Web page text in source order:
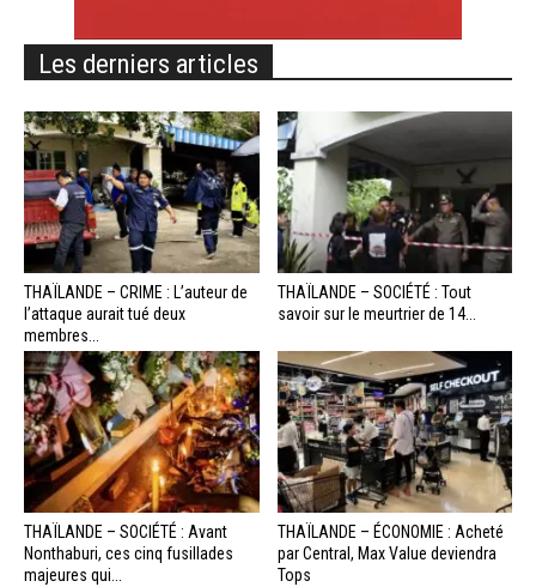
Les derniers articles
THAÏLANDE – CRIME : L’auteur de
l’attaque aurait tué deux
membres...
THAÏLANDE – SOCIÉTÉ : Tout
savoir sur le meurtrier de 14...
THAÏLANDE – SOCIÉTÉ : Avant
Nonthaburi, ces cinq fusillades
majeures qui...
THAÏLANDE – ÉCONOMIE : Acheté
par Central, Max Value deviendra
Tops